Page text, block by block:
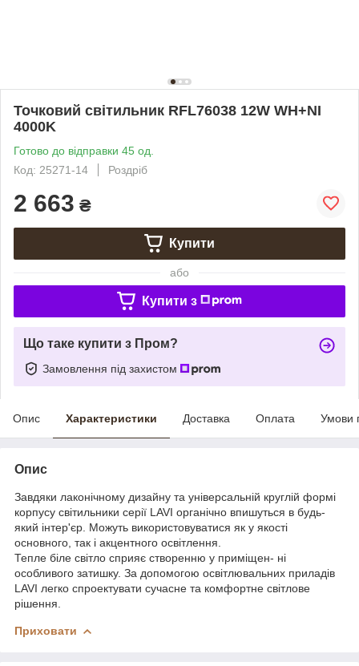
Точковий світильник RFL76038 12W WH+NI
4000K
Готово до відправки 45 од.
Код: 25271-14
Роздріб
2 663 ₴
Купити
або
Купити з
Що таке купити з Пром?
Замовлення під захистом
Опис Характеристики Доставка Оплата Умови
Опис
Завдяки лаконічному дизайну та універсальній круглій формі
корпусу світильники серії LAVI органічно впишуться в будь-
який інтер'єр. Можуть використовуватися як у якості
основного, так і акцентного освітлення.
Тепле біле світло сприяє створенню у приміщен- ні
особливого затишку. За допомогою освітлювальних приладів
LAVI легко спроектувати сучасне та комфортне світлове
рішення.
Приховати